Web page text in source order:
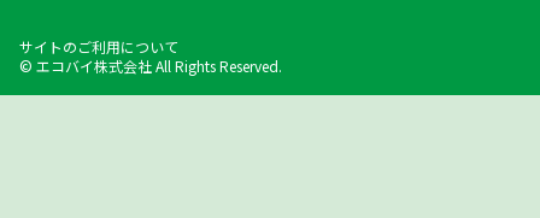
サイトのご利用について
© エコバイ株式会社 All Rights Reserved.